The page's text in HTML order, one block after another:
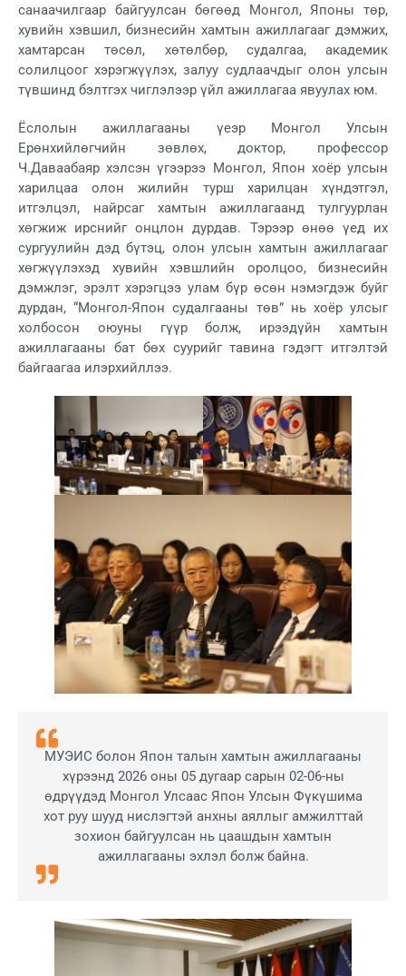
санаачилгаар байгуулсан бөгөөд Монгол, Японы төр,
хувийн хэвшил, бизнесийн хамтын ажиллагааг дэмжих,
хамтарсан төсөл, хөтөлбөр, судалгаа, академик
солилцоог хэрэгжүүлэх, залуу судлаачдыг олон улсын
түвшинд бэлтгэх чиглэлээр үйл ажиллагаа явуулах юм.
Ёслолын ажиллагааны үеэр Монгол Улсын
Ерөнхийлөгчийн зөвлөх, доктор, профессор
Ч.Даваабаяр хэлсэн үгээрээ Монгол, Япон хоёр улсын
харилцаа олон жилийн турш харилцан хүндэтгэл,
итгэлцэл, найрсаг хамтын ажиллагаанд тулгуурлан
хөгжиж ирснийг онцлон дурдав. Тэрээр өнөө үед их
сургуулийн дэд бүтэц, олон улсын хамтын ажиллагааг
хөгжүүлэхэд хувийн хэвшлийн оролцоо, бизнесийн
дэмжлэг, эрэлт хэрэгцээ улам бүр өсөн нэмэгдэж буйг
дурдан, “Монгол-Япон судалгааны төв” нь хоёр улсыг
холбосон оюуны гүүр болж, ирээдүйн хамтын
ажиллагааны бат бөх суурийг тавина гэдэгт итгэлтэй
байгаагаа илэрхийллээ.
МУЭИС болон Япон талын хамтын ажиллагааны
хүрээнд 2026 оны 05 дугаар сарын 02-06-ны
өдрүүдэд Монгол Улсаас Япон Улсын Фүкүшима
хот руу шууд нислэгтэй анхны аяллыг амжилттай
зохион байгуулсан нь цаашдын хамтын
ажиллагааны эхлэл болж байна.